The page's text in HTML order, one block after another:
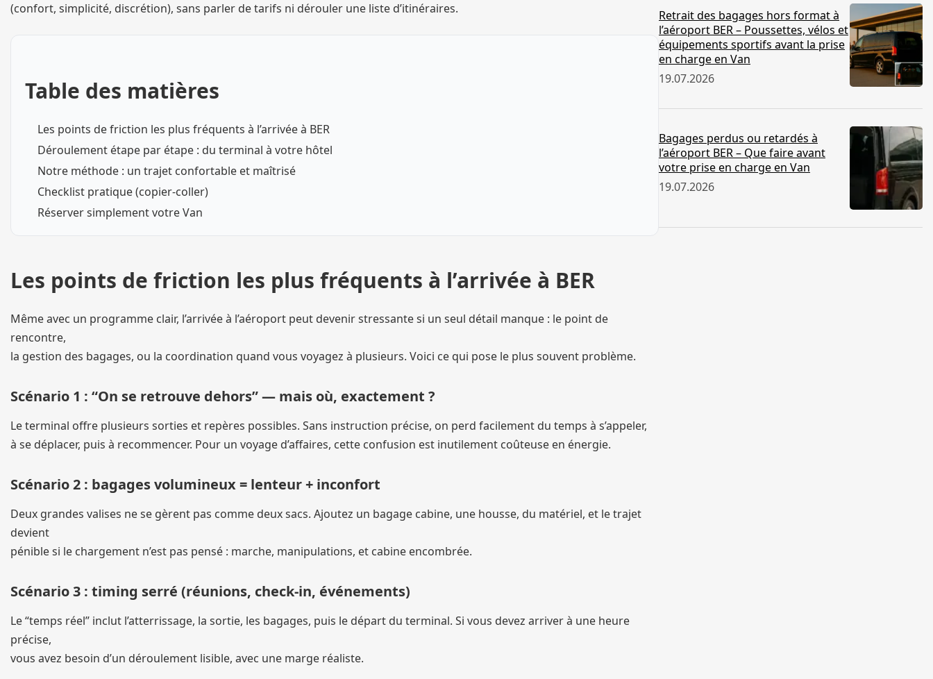
(confort, simplicité, discrétion), sans parler de tarifs ni dérouler une liste d’itinéraires.
Table des matières
Les points de friction les plus fréquents à l’arrivée à BER
Déroulement étape par étape : du terminal à votre hôtel
Notre méthode : un trajet confortable et maîtrisé
Checklist pratique (copier-coller)
Réserver simplement votre Van
Les points de friction les plus fréquents à l’arrivée à BER
Même avec un programme clair, l’arrivée à l’aéroport peut devenir stressante si un seul détail manque : le point de
rencontre,
la gestion des bagages, ou la coordination quand vous voyagez à plusieurs. Voici ce qui pose le plus souvent problème.
Scénario 1 : “On se retrouve dehors” — mais où, exactement ?
Le terminal offre plusieurs sorties et repères possibles. Sans instruction précise, on perd facilement du temps à s’appeler,
à se déplacer, puis à recommencer. Pour un voyage d’affaires, cette confusion est inutilement coûteuse en énergie.
Scénario 2 : bagages volumineux = lenteur + inconfort
Deux grandes valises ne se gèrent pas comme deux sacs. Ajoutez un bagage cabine, une housse, du matériel, et le trajet
devient
pénible si le chargement n’est pas pensé : marche, manipulations, et cabine encombrée.
Scénario 3 : timing serré (réunions, check-in, événements)
Le “temps réel” inclut l’atterrissage, la sortie, les bagages, puis le départ du terminal. Si vous devez arriver à une heure
précise,
vous avez besoin d’un déroulement lisible, avec une marge réaliste.
Retrait des bagages hors format à
l’aéroport BER – Poussettes, vélos et
équipements sportifs avant la prise
en charge en Van
19.07.2026
Bagages perdus ou retardés à
l’aéroport BER – Que faire avant
votre prise en charge en Van
19.07.2026